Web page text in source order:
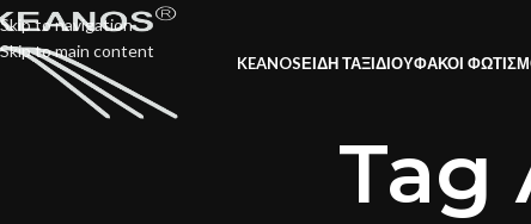
Skip to navigation
Skip to main content
KEANOSΕΙΔΗ ΤΑΞΙΔΙΟΥΦΑΚΟΙ
Tag